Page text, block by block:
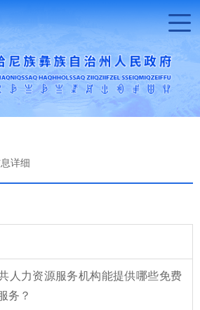
详细
人力资源服务机构能提供哪些免费
务？